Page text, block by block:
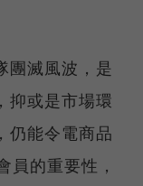
團滅風波，是
抑或是市場環
仍能令電商品
員的重要性，